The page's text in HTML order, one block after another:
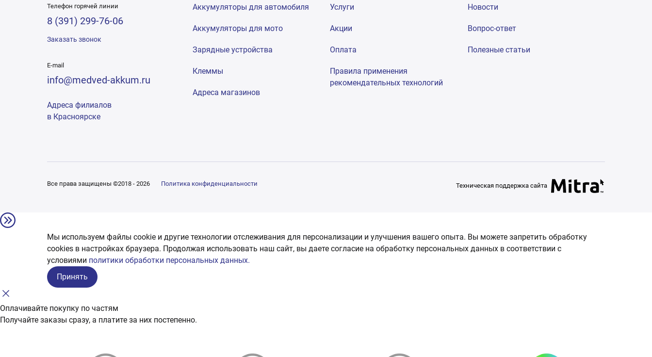
Телефон горячей линии
8 (391) 299-76-06
Заказать звонок
E-mail
info@medved-akkum.ru
Адреса филиалов
в Красноярске
Аккумуляторы для автомобиля
Аккумуляторы для мото
Зарядные устройства
Клеммы
Адреса магазинов
Услуги
Акции
Оплата
Правила применения
рекомендательных технологий
Новости
Вопрос-ответ
Полезные статьи
Все права защищены ©2018 - 2026 Политика конфиденциальности Техническая поддержка сайта
Мы используем файлы cookie и другие технологии отслеживания для персонализации и улучшения вашего опыта. Вы можете запретить обработку
сookies в настройках браузера. Продолжая использовать наш сайт, вы даете согласие на обработку персональных данных в соответствии с
условиями политики обработки персональных данных.
Принять
Оплачивайте покупку по частям
Получайте заказы сразу, а платите за них постепенно.